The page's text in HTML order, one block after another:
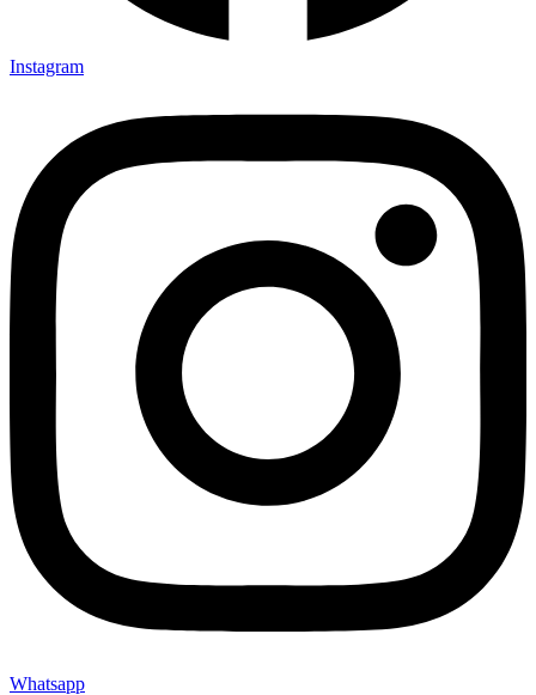
Instagram
Whatsapp